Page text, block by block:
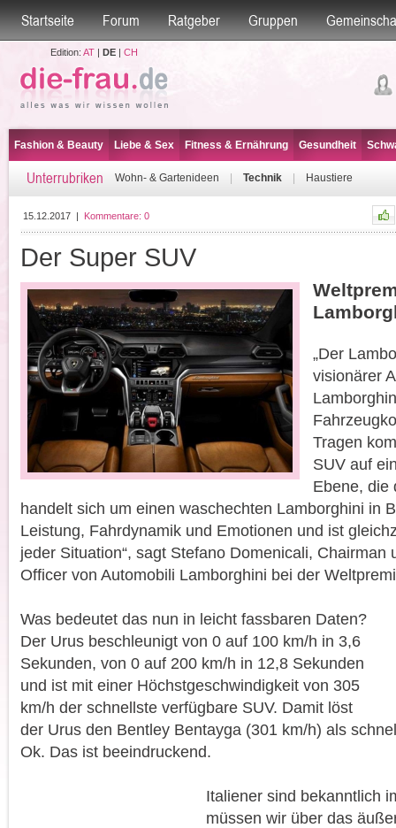
Startseite Forum Ratgeber Gruppen
Edition: AT| DE| CH
Fashion & Beauty Liebe & Sex Fitness & Ernährung Gesundheit
Unterrubriken Wohn- & Gartenideen Technik Haustiere
15.12.2017| Kommentare: 0
Der Super SUV
„Der
visionärer
Tragen
SUV auf
Ebene, die
handelt sich um einen waschechten Lamborghini in
Leistung, Fahrdynamik und Emotionen und ist
jeder Situation“, sagt Stefano Domenicali, Chairman
Officer von Automobili Lamborghini bei der
Was bedeutet das nun in leicht fassbaren Daten?
Der Urus beschleunigt von 0 auf 100 km/h in 3,6
Sekunden, von 0 auf 200 km/h in 12,8 Sekunden
und ist mit einer Höchstgeschwindigkeit von 305
km/h der schnellste verfügbare SUV. Damit löst
der Urus den Bentley Bentayga (301 km/h) als
Ok. Das ist beeindruckend.
Italiener sind bekanntlich
müssen wir über das